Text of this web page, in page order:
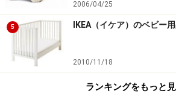
2006/04/25
5 IKEA（イケア）のベビー
2010/11/18
ランキングをもっと